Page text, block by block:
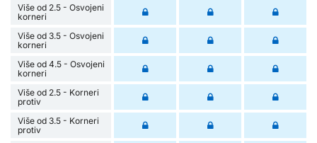
Više od 2.5 - Osvojeni
korneri
Više od 3.5 - Osvojeni
korneri
Više od 4.5 - Osvojeni
korneri
Više od 2.5 - Korneri
protiv
Više od 3.5 - Korneri
protiv